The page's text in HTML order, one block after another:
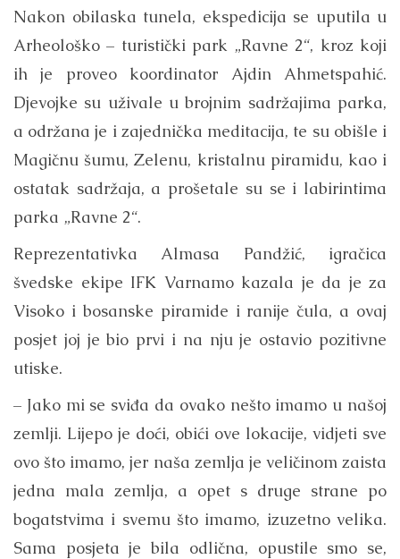
Nakon obilaska tunela, ekspedicija se uputila u
Arheološko – turistički park „Ravne 2“, kroz koji
ih je proveo koordinator Ajdin Ahmetspahić.
Djevojke su uživale u brojnim sadržajima parka,
a održana je i zajednička meditacija, te su obišle i
Magičnu šumu, Zelenu, kristalnu piramidu, kao i
ostatak sadržaja, a prošetale su se i labirintima
parka „Ravne 2“.
Reprezentativka Almasa Pandžić, igračica
švedske ekipe IFK Varnamo kazala je da je za
Visoko i bosanske piramide i ranije čula, a ovaj
posjet joj je bio prvi i na nju je ostavio pozitivne
utiske.
– Jako mi se sviđa da ovako nešto imamo u našoj
zemlji. Lijepo je doći, obići ove lokacije, vidjeti sve
ovo što imamo, jer naša zemlja je veličinom zaista
jedna mala zemlja, a opet s druge strane po
bogatstvima i svemu što imamo, izuzetno velika.
Sama posjeta je bila odlična, opustile smo se,